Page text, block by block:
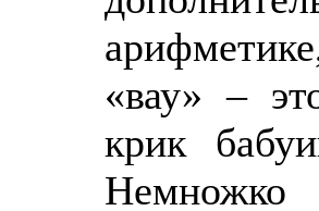
«вау» –
крик
Немножко